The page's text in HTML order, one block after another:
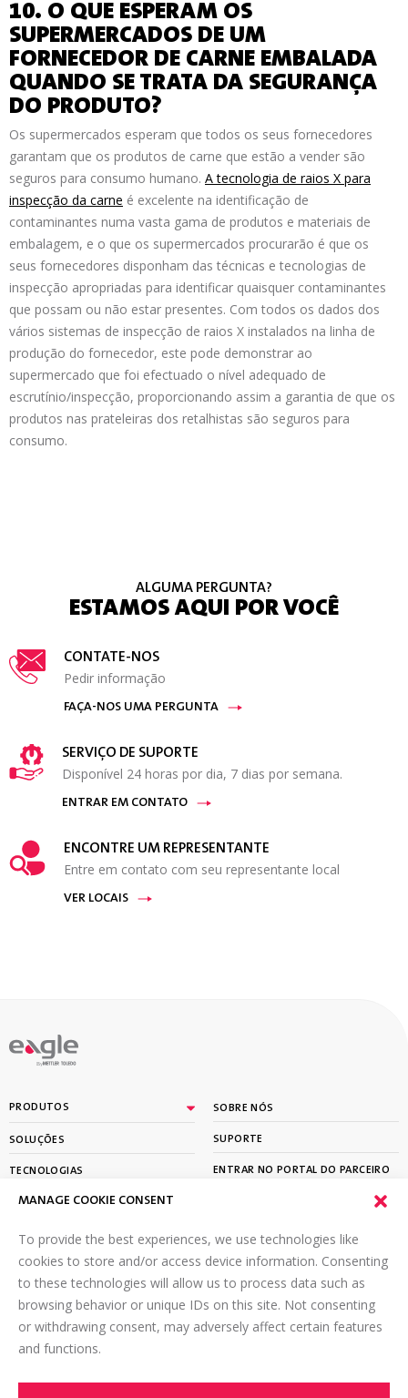
MANAGE COOKIE CONSENT
To provide the best experiences, we use technologies like
cookies to store and/or access device information. Consenting
to these technologies will allow us to process data such as
browsing behavior or unique IDs on this site. Not consenting
or withdrawing consent, may adversely affect certain features
and functions.
10. O QUE ESPERAM OS
SUPERMERCADOS DE UM
FORNECEDOR DE CARNE EMBALADA
QUANDO SE TRATA DA SEGURANÇA
DO PRODUTO?
Os supermercados esperam que todos os seus fornecedores
garantam que os produtos de carne que estão a vender são
seguros para consumo humano. A tecnologia de raios X para
inspecção da carne é excelente na identificação de
contaminantes numa vasta gama de produtos e materiais de
embalagem, e o que os supermercados procurarão é que os
seus fornecedores disponham das técnicas e tecnologias de
inspecção apropriadas para identificar quaisquer contaminantes
que possam ou não estar presentes. Com todos os dados dos
vários sistemas de inspecção de raios X instalados na linha de
produção do fornecedor, este pode demonstrar ao
supermercado que foi efectuado o nível adequado de
escrutínio/inspecção, proporcionando assim a garantia de que os
produtos nas prateleiras dos retalhistas são seguros para
consumo.
ALGUMA PERGUNTA?
ESTAMOS AQUI POR VOCÊ
CONTATE-NOS
Pedir informação
FAÇA-NOS UMA PERGUNTA
SERVIÇO DE SUPORTE
Disponível 24 horas por dia, 7 dias por semana.
ENTRAR EM CONTATO
ENCONTRE UM REPRESENTANTE
Entre em contato com seu representante local
VER LOCAIS
By
PRODUTOS
SOLUÇÕES
TECNOLOGIAS
APRENDER
SOBRE NÓS
SUPORTE
ENTRAR NO PORTAL DO PARCEIRO
ASSINE A NOSSA NEWSLETTER
Email*